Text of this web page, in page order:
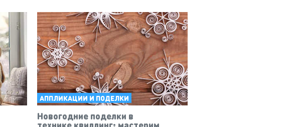
АППЛИКАЦИИ И ПОДЕЛКИ
Новогодние поделки в
технике квиллинг: мастерим